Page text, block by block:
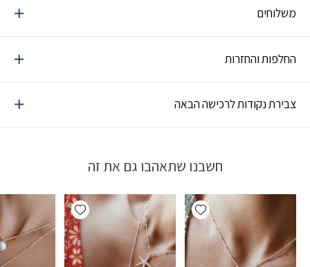
משלוחים
החלפות והחזרות
צבירת נקודות לרכישה הבאה
חשבנו שתאהבו גם את זה
Add wishlist
Add wishlist